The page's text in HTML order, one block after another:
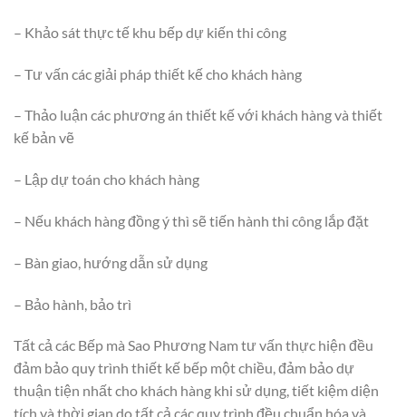
– Khảo sát thực tế khu bếp dự kiến thi công
– Tư vấn các giải pháp thiết kế cho khách hàng
– Thảo luận các phương án thiết kế với khách hàng và thiết
kế bản vẽ
– Lập dự toán cho khách hàng
– Nếu khách hàng đồng ý thì sẽ tiến hành thi công lắp đặt
– Bàn giao, hướng dẫn sử dụng
– Bảo hành, bảo trì
Tất cả các Bếp mà Sao Phương Nam tư vấn thực hiện đều
đảm bảo quy trình thiết kế bếp một chiều, đảm bảo dự
thuận tiện nhất cho khách hàng khi sử dụng, tiết kiệm diện
tích và thời gian do tất cả các quy trình đều chuẩn hóa và